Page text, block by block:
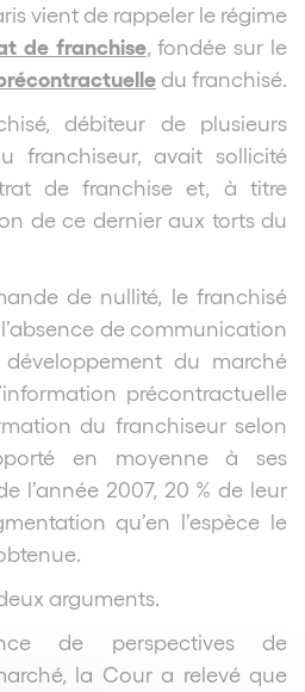
vient de rappeler le régime
de franchise, fondée sur le
du franchisé.
débiteur de plusieurs
franchiseur, avait sollicité
de franchise et, à titre
de ce dernier aux torts du
de nullité, le franchisé
de communication
du marché
précontractuelle
du franchiseur selon
en moyenne à ses
l’année 2007, 20 % de leur
qu’en l’espèce le
arguments.
de perspectives de
la Cour a relevé que